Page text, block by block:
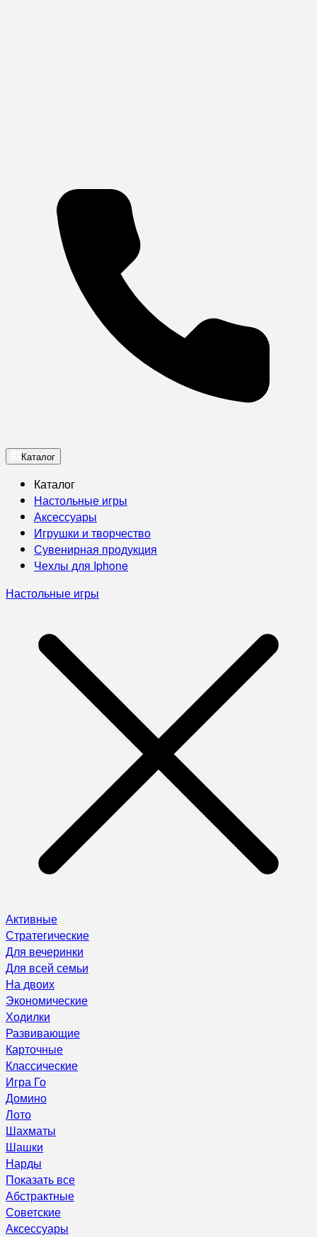
Каталог
Каталог
Настольные игры
Аксессуары
Игрушки и творчество
Сувенирная продукция
Чехлы для Iphone
Настольные игры
Активные
Стратегические
Для вечеринки
Для всей семьи
На двоих
Экономические
Ходилки
Развивающие
Карточные
Классические
Игра Го
Домино
Лото
Шахматы
Шашки
Нарды
Показать все
Абстрактные
Советские
Аксессуары